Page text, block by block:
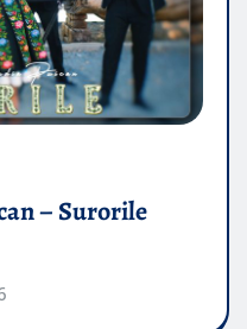
– Surorile